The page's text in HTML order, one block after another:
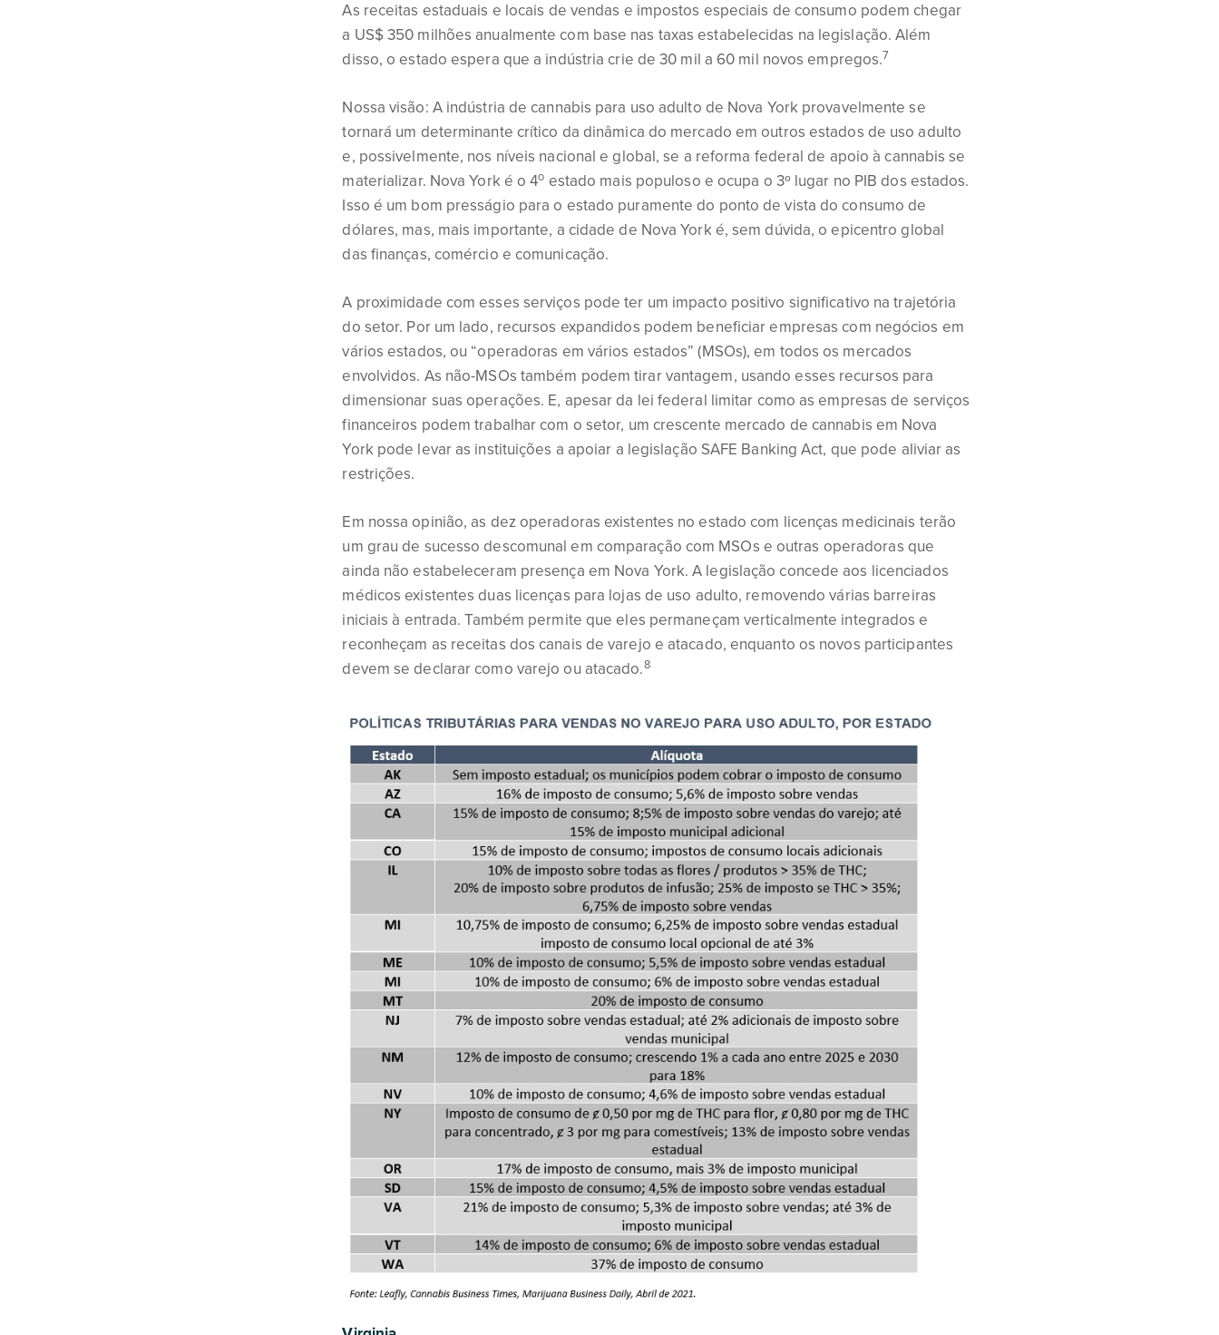
As receitas estaduais e locais de vendas e impostos especiais de consumo podem chegar
a US$ 350 milhões anualmente com base nas taxas estabelecidas na legislação. Além
disso, o estado espera que a indústria crie de 30 mil a 60 mil novos empregos.7
Nossa visão: A indústria de cannabis para uso adulto de Nova York provavelmente se
tornará um determinante crítico da dinâmica do mercado em outros estados de uso adulto
e, possivelmente, nos níveis nacional e global, se a reforma federal de apoio à cannabis se
materializar. Nova York é o 4o estado mais populoso e ocupa o 3º lugar no PIB dos estados.
Isso é um bom presságio para o estado puramente do ponto de vista do consumo de
dólares, mas, mais importante, a cidade de Nova York é, sem dúvida, o epicentro global
das finanças, comércio e comunicação.
A proximidade com esses serviços pode ter um impacto positivo significativo na trajetória
do setor. Por um lado, recursos expandidos podem beneficiar empresas com negócios em
vários estados, ou “operadoras em vários estados” (MSOs), em todos os mercados
envolvidos. As não-MSOs também podem tirar vantagem, usando esses recursos para
dimensionar suas operações. E, apesar da lei federal limitar como as empresas de serviços
financeiros podem trabalhar com o setor, um crescente mercado de cannabis em Nova
York pode levar as instituições a apoiar a legislação SAFE Banking Act, que pode aliviar as
restrições.
Em nossa opinião, as dez operadoras existentes no estado com licenças medicinais terão
um grau de sucesso descomunal em comparação com MSOs e outras operadoras que
ainda não estabeleceram presença em Nova York. A legislação concede aos licenciados
médicos existentes duas licenças para lojas de uso adulto, removendo várias barreiras
iniciais à entrada. Também permite que eles permaneçam verticalmente integrados e
reconheçam as receitas dos canais de varejo e atacado, enquanto os novos participantes
devem se declarar como varejo ou atacado.8